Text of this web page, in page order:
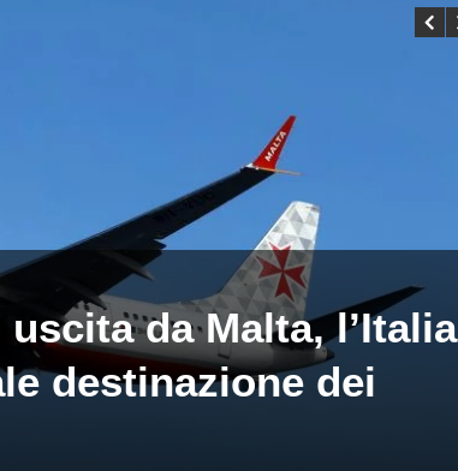
di
Montreal,
sconfitto
in
due
set
da Malta, l’Italia
destinazione dei